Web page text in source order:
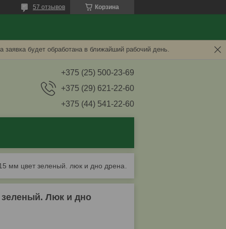
Корзина
57 отзывов
будет обработана в ближайший рабочий день.
+375 (25) 500-23-69
+375 (29) 621-22-60
+375 (44) 541-22-60
Люк и дно